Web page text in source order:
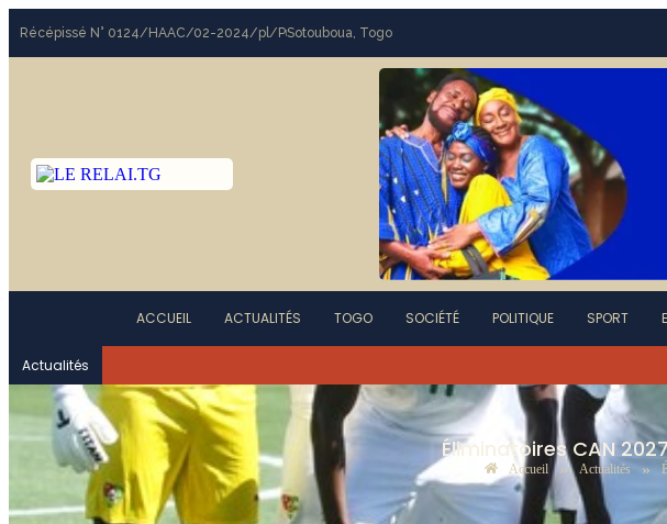
Récépissé N° 0124/HAAC/02-2024/pl/PSotouboua, Togo
ACCUEIL ACTUALITÉS TOGO SOCIÉTÉ POLITIQUE SPORT
Actualités
Éliminatoires CAN
Accueil » Actualités »